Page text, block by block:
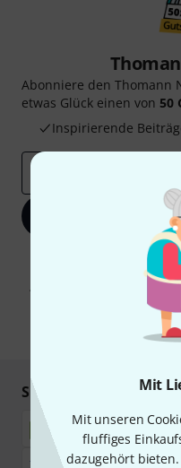
Mit
Mit unseren
fluffiges
dazugehört
Abonniere den Thomann
etwas Glück einen von 50
Inspirierende
Mit Klick auf „Jetzt
Werbung und einer
Abmeldung ist jederzeit
unseren
*
Sicher einkaufen &